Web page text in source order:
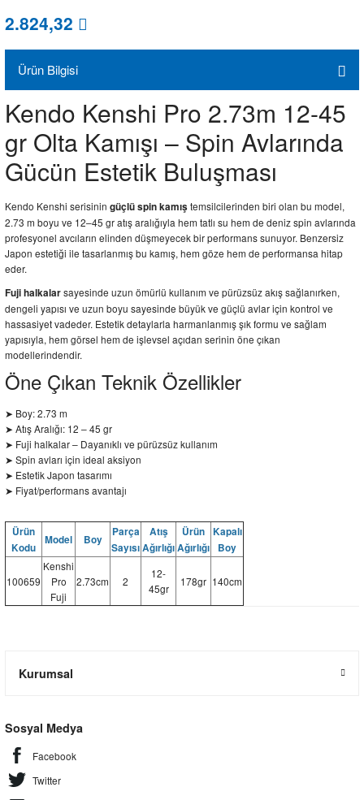
2.824,32
Ürün Bilgisi
Kendo Kenshi Pro 2.73m 12-45
gr Olta Kamışı – Spin Avlarında
Gücün Estetik Buluşması
Kendo Kenshi serisinin güçlü spin kamış temsilcilerinden biri olan bu model,
2.73 m boyu ve 12–45 gr atış aralığıyla hem tatlı su hem de deniz spin avlarında
profesyonel avcıların elinden düşmeyecek bir performans sunuyor. Benzersiz
Japon estetiği ile tasarlanmış bu kamış, hem göze hem de performansa hitap
eder.
Fuji halkalarsayesinde uzun ömürlü kullanım ve pürüzsüz akış sağlanırken,
dengeli yapısı ve uzun boyu sayesinde büyük ve güçlü avlar için kontrol ve
hassasiyet vadeder. Estetik detaylarla harmanlanmış şık formu ve sağlam
yapısıyla, hem görsel hem de işlevsel açıdan serinin öne çıkan
modellerindendir.
Öne Çıkan Teknik Özellikler
➤ Boy: 2.73 m
➤ Atış Aralığı: 12 – 45 gr
➤ Fuji halkalar – Dayanıklı ve pürüzsüz kullanım
➤ Spin avları için ideal aksiyon
➤ Estetik Japon tasarımı
➤ Fiyat/performans avantajı
Ürün
Kodu
Model Boy
Parça
Sayısı
Atış
Ağırlığı
Ürün
Ağırlığı
Kapalı
Boy
100659
Kenshi
Pro
Fuji
2.73cm 2
12-
45gr
178gr 140cm
Kurumsal
Sosyal Medya
Facebook
Twitter